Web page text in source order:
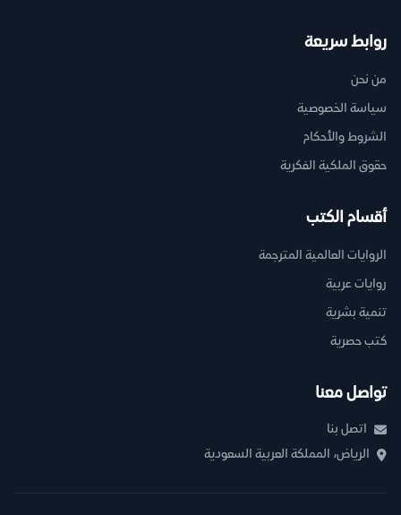
روابط سريعة
من نحن
سياسة الخصوصية
الشروط والأحكام
حقوق الملكية الفكرية
أقسام الكتب
الروايات العالمية المترجمة
روايات عربية
تنمية بشرية
كتب حصرية
تواصل معنا
اتصل بنا
الرياض، المملكة العربية السعودية